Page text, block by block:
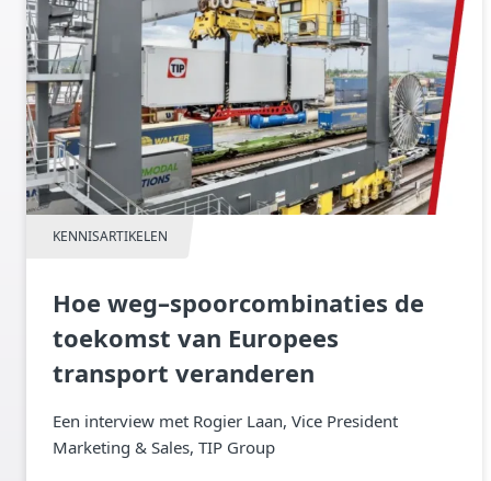
KENNISARTIKELEN
Hoe weg–spoorcombinaties de
toekomst van Europees
transport veranderen
Een interview met Rogier Laan, Vice President
Marketing & Sales, TIP Group